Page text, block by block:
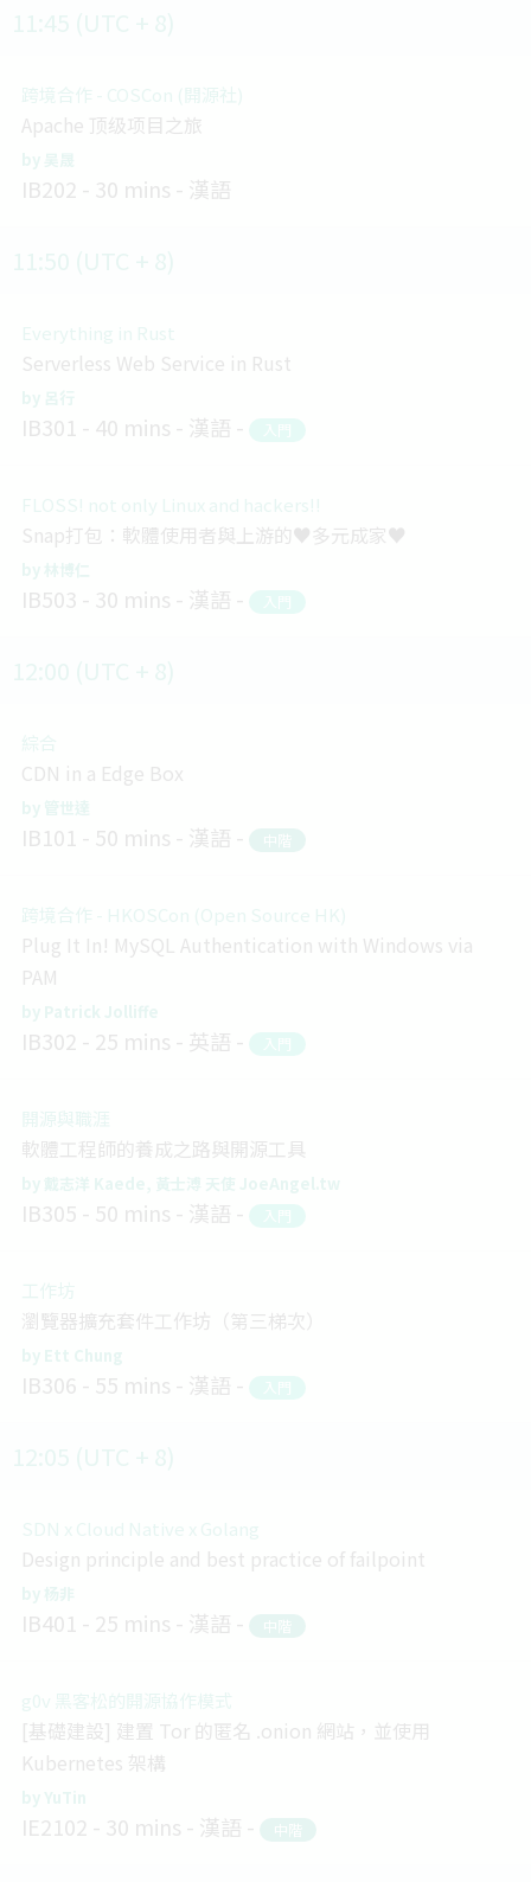
跨境合作 - COSCon (開源社)
Apache 顶级项目之旅
吴晟
IB202 30 mins 漢語
Everything in Rust
Serverless Web Service in Rust
呂行
IB301 40 mins 漢語 入門
FLOSS! not only Linux and hackers!!
Snap打包：軟體使用者與上游的♥多元成家♥
林博仁
IB503 30 mins 漢語 入門
綜合
CDN in a Edge Box
管世達
IB101 50 mins 漢語 中階
跨境合作 - HKOSCon (Open Source HK)
Plug It In! MySQL Authentication with Windows via
PAM
Patrick Jolliffe
IB302 25 mins 英語 入門
開源與職涯
軟體工程師的養成之路與開源工具
戴志洋 Kaede 黃士溥 天使 JoeAngel.tw
IB305 50 mins 漢語 入門
工作坊
瀏覽器擴充套件工作坊（第三梯次）
Ett Chung
IB306 55 mins 漢語 入門
SDN x Cloud Native x Golang
Design principle and best practice of failpoint
杨非
IB401 25 mins 漢語 中階
g0v 黑客松的開源協作模式
[基礎建設] 建置 Tor 的匿名 .onion 網站，並使用
Kubernetes 架構
YuTin
IE2102 30 mins 漢語 中階